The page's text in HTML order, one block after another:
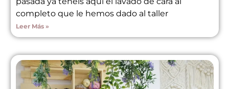
completo que le hemos dado al taller
Leer Más »